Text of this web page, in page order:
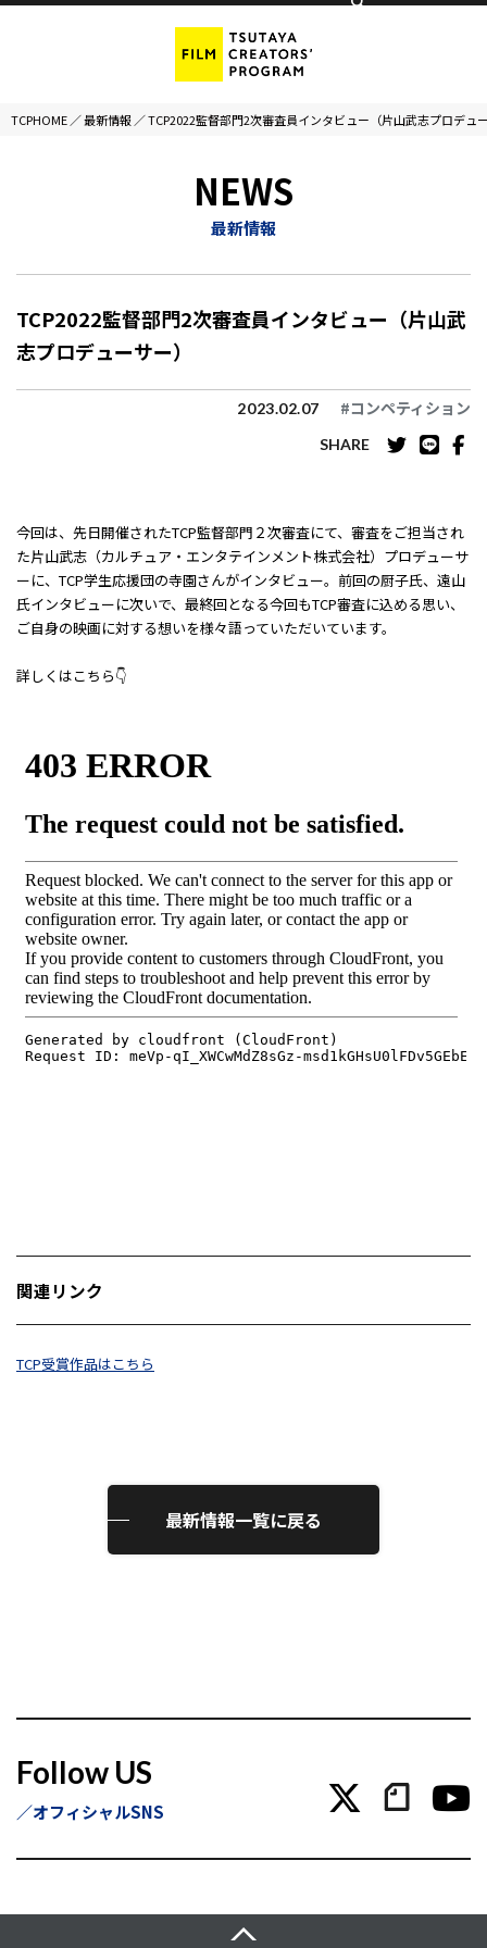
TCPHOME ／最新情報 ／TCP2022監督部門2次審査員インタビュー（片山武志プロデュ
NEWS
最新情報
TCP2022監督部門2次審査員インタビュー（片山武
志プロデューサー）
2023.02.07 #コンペティション
SHARE
今回は、先日開催されたTCP監督部門２次審査にて、審査をご担当され
た片山武志（カルチュア・エンタテインメント株式会社）プロデューサ
ーに、TCP学生応援団の寺園さんがインタビュー。前回の厨子氏、遠山
氏インタビューに次いで、最終回となる今回もTCP審査に込める思い、
ご自身の映画に対する想いを様々語っていただいています。
詳しくはこちら👇
関連リンク
TCP受賞作品はこちら
最新情報一覧に戻る
Follow US
オフィシャルSNS